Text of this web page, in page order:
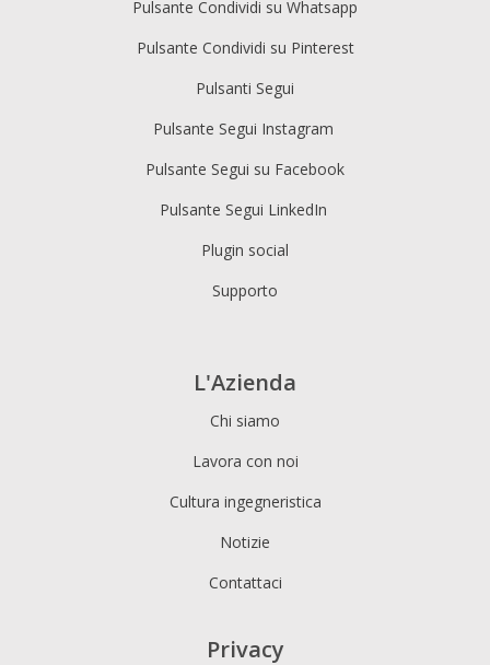
Pulsante Condividi su Whatsapp
Pulsante Condividi su Pinterest
Pulsanti Segui
Pulsante Segui Instagram
Pulsante Segui su Facebook
Pulsante Segui LinkedIn
Plugin social
Supporto
L'Azienda
Chi siamo
Lavora con noi
Cultura ingegneristica
Notizie
Contattaci
Privacy